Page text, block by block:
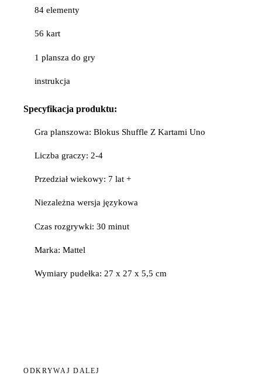
84 elementy
56 kart
1 plansza do gry
instrukcja
Specyfikacja produktu:
Gra planszowa: Blokus Shuffle Z Kartami Uno
Liczba graczy: 2-4
Przedział wiekowy: 7 lat +
Niezależna wersja językowa
Czas rozgrywki: 30 minut
Marka: Mattel
Wymiary pudełka: 27 x 27 x 5,5 cm
ODKRYWAJ DALEJ